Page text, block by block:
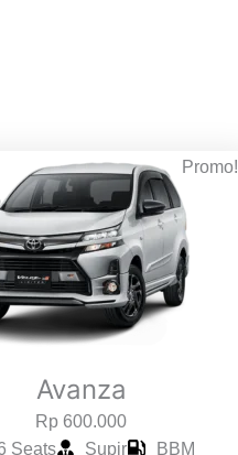
Avanza
Rp 600.000
Seats
Supir BBM
Promo!